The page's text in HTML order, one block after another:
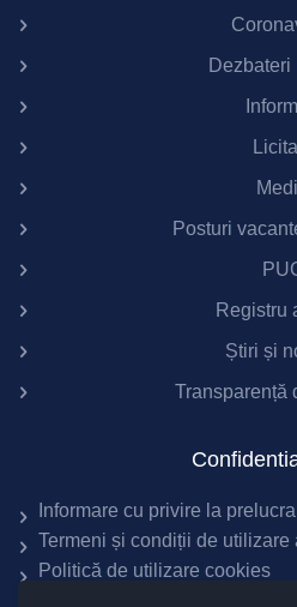
Dezbateri
Posturi
Registru
Știri și
Transparență
Informare cu privire la
Termeni și condiții de utilizare
Politică de utilizare cookies